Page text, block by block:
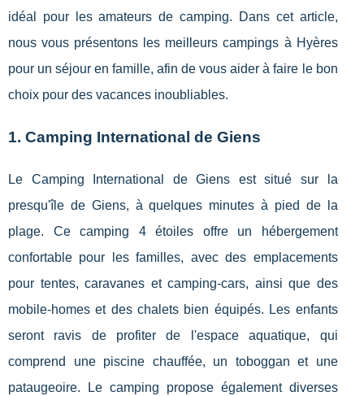
idéal pour les amateurs de camping. Dans cet article,
nous vous présentons les meilleurs campings à Hyères
pour un séjour en famille, afin de vous aider à faire le bon
choix pour des vacances inoubliables.
1. Camping International de Giens
Le Camping International de Giens est situé sur la
presqu'île de Giens, à quelques minutes à pied de la
plage. Ce camping 4 étoiles offre un hébergement
confortable pour les familles, avec des emplacements
pour tentes, caravanes et camping-cars, ainsi que des
mobile-homes et des chalets bien équipés. Les enfants
seront ravis de profiter de l'espace aquatique, qui
comprend une piscine chauffée, un toboggan et une
pataugeoire. Le camping propose également diverses